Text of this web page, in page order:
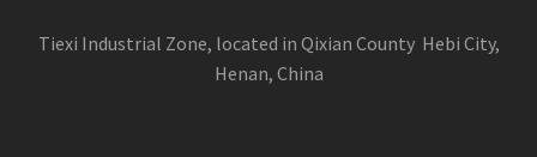
Tiexi Industrial Zone, located in Qixian County Hebi City,
Henan, China